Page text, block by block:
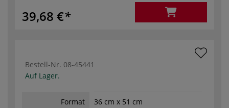
39,68 €
Bestell-Nr. 08-45441
Auf Lager.
Format 36 cm x 51 cm